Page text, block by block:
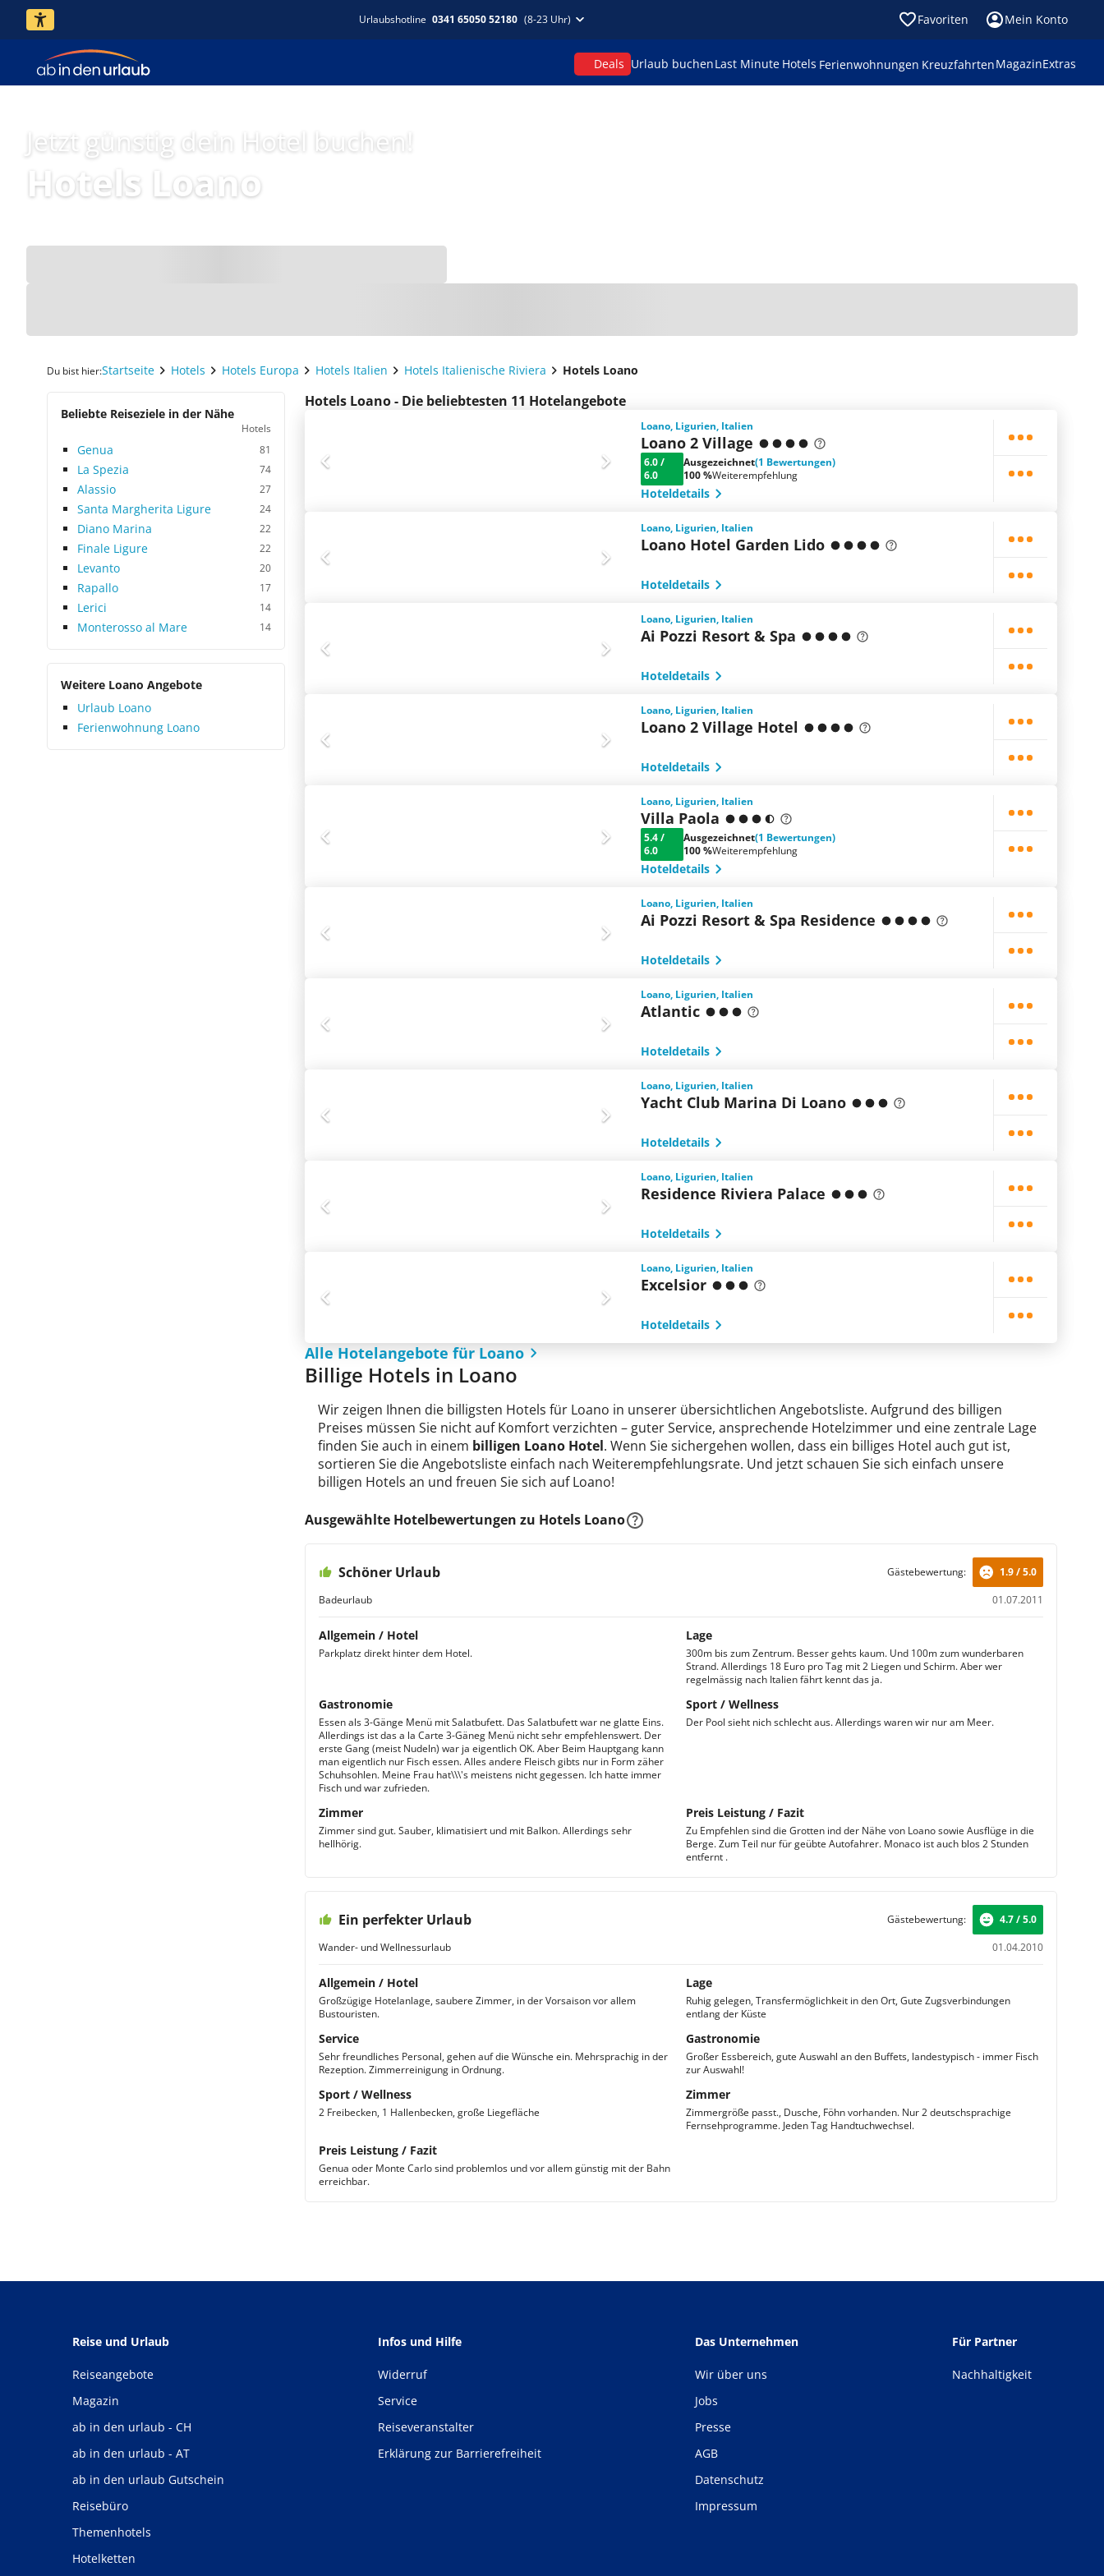
Urlaubshotline 0341 65050 52180 (8-23 Uhr) Favoriten Mein Konto
Deals Urlaub buchenLast Minute Hotels Ferienwohnungen KreuzfahrtenMagazinExtras
Jetzt günstig dein Hotel buchen!
Hotels Loano
Du bist hier:Startseite Hotels Hotels Europa Hotels Italien Hotels Italienische Riviera Hotels Loano
Beliebte Reiseziele in der Nähe
Hotels
Genua 81
La Spezia 74
Alassio 27
Santa Margherita Ligure 24
Diano Marina 22
Finale Ligure 22
Levanto 20
Rapallo 17
Lerici 14
Monterosso al Mare 14
Weitere Loano Angebote
Urlaub Loano
Ferienwohnung Loano
Hotels Loano - Die beliebtesten 11 Hotelangebote
Loano, Ligurien, Italien
Loano 2 Village
6.0/
6.0
Ausgezeichnet(1 Bewertungen)
100 %Weiterempfehlung
Hoteldetails
Loano, Ligurien, Italien
Loano Hotel Garden Lido
Hoteldetails
Loano, Ligurien, Italien
Ai Pozzi Resort & Spa
Hoteldetails
Loano, Ligurien, Italien
Loano 2 Village Hotel
Hoteldetails
Loano, Ligurien, Italien
Villa Paola
5.4/
6.0
Ausgezeichnet(1 Bewertungen)
100 %Weiterempfehlung
Hoteldetails
Loano, Ligurien, Italien
Ai Pozzi Resort & Spa Residence
Hoteldetails
Loano, Ligurien, Italien
Atlantic
Hoteldetails
Loano, Ligurien, Italien
Yacht Club Marina Di Loano
Hoteldetails
Loano, Ligurien, Italien
Residence Riviera Palace
Hoteldetails
Loano, Ligurien, Italien
Excelsior
Hoteldetails
Alle Hotelangebote für Loano
Billige Hotels in Loano
Wir zeigen Ihnen die billigsten Hotels für Loano in unserer übersichtlichen Angebotsliste. Aufgrund des billigen
Preises müssen Sie nicht auf Komfort verzichten – guter Service, ansprechende Hotelzimmer und eine zentrale Lage
finden Sie auch in einem billigen Loano Hotel. Wenn Sie sichergehen wollen, dass ein billiges Hotel auch gut ist,
sortieren Sie die Angebotsliste einfach nach Weiterempfehlungsrate. Und jetzt schauen Sie sich einfach unsere
billigen Hotels an und freuen Sie sich auf Loano!
Ausgewählte Hotelbewertungen zu Hotels Loano
Schöner Urlaub
Badeurlaub 01.07.2011
Gästebewertung: 1.9 / 5.0
Allgemein / Hotel
Parkplatz direkt hinter dem Hotel.
Lage
300m bis zum Zentrum. Besser gehts kaum. Und 100m zum wunderbaren
Strand. Allerdings 18 Euro pro Tag mit 2 Liegen und Schirm. Aber wer
regelmässig nach Italien fährt kennt das ja.
Gastronomie
Essen als 3-Gänge Menü mit Salatbufett. Das Salatbufett war ne glatte Eins.
Allerdings ist das a la Carte 3-Gäneg Menü nicht sehr empfehlenswert. Der
erste Gang (meist Nudeln) war ja eigentlich OK. Aber Beim Hauptgang kann
man eigentlich nur Fisch essen. Alles andere Fleisch gibts nur in Form zäher
Schuhsohlen. Meine Frau hat\\\'s meistens nicht gegessen. Ich hatte immer
Fisch und war zufrieden.
Sport / Wellness
Der Pool sieht nich schlecht aus. Allerdings waren wir nur am Meer.
Zimmer
Zimmer sind gut. Sauber, klimatisiert und mit Balkon. Allerdings sehr
hellhörig.
Preis Leistung / Fazit
Zu Empfehlen sind die Grotten ind der Nähe von Loano sowie Ausflüge in die
Berge. Zum Teil nur für geübte Autofahrer. Monaco ist auch blos 2 Stunden
entfernt .
Ein perfekter Urlaub
Wander- und Wellnessurlaub 01.04.2010
Gästebewertung: 4.7 / 5.0
Allgemein / Hotel
Großzügige Hotelanlage, saubere Zimmer, in der Vorsaison vor allem
Bustouristen.
Lage
Ruhig gelegen, Transfermöglichkeit in den Ort, Gute Zugsverbindungen
entlang der Küste
Service
Sehr freundliches Personal, gehen auf die Wünsche ein. Mehrsprachig in der
Rezeption. Zimmerreinigung in Ordnung.
Gastronomie
Großer Essbereich, gute Auswahl an den Buffets, landestypisch - immer Fisch
zur Auswahl!
Sport / Wellness
2 Freibecken, 1 Hallenbecken, große Liegefläche
Zimmer
Zimmergröße passt., Dusche, Föhn vorhanden. Nur 2 deutschsprachige
Fernsehprogramme. Jeden Tag Handtuchwechsel.
Preis Leistung / Fazit
Genua oder Monte Carlo sind problemlos und vor allem günstig mit der Bahn
erreichbar.
Reise und Urlaub
Reiseangebote
Magazin
ab in den urlaub - CH
ab in den urlaub - AT
ab in den urlaub Gutschein
Reisebüro
Themenhotels
Hotelketten
Infos und Hilfe
Widerruf
Service
Reiseveranstalter
Erklärung zur Barrierefreiheit
Das Unternehmen
Wir über uns
Jobs
Presse
AGB
Datenschutz
Impressum
Für Partner
Nachhaltigkeit